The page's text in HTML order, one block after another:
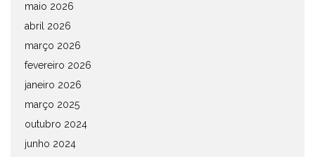
maio 2026
abril 2026
março 2026
fevereiro 2026
janeiro 2026
março 2025
outubro 2024
junho 2024